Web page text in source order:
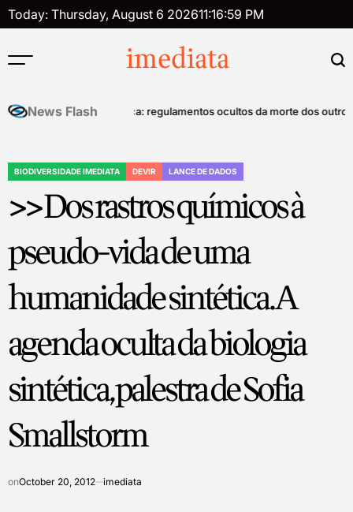
Skip
to
Today: Thursday, August 6 202611:17:00 PM
imediata
News Flash
mentalTanatopolítica: regulamentos ocultos da morte dos outros –
POSTED
BIODIVERSIDADE IMEDIATA DEVIR LANCE DE DADOS
>> Dos rastros químicos à
pseudo-vida de uma
humanidade sintética. A
agenda oculta da biologia
sintética, palestra de Sofia
Smallstorm
onOctober 20, 2012 imediata